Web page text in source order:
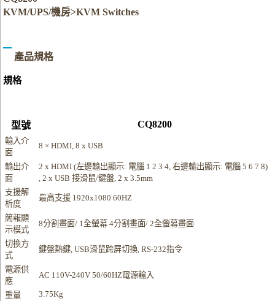
KVM/UPS/機房>KVM Switches
產品規格
規格
型號 CQ8200
輸入介
面
8 × HDMI, 8 x USB
輸出介
面
2 x HDMI (左邊輸出顯示: 電腦 1 2 3 4, 右邊輸出顯示: 電腦 5 6 7 8)
, 2 x USB 接滑鼠/鍵盤, 2 x 3.5mm
支援解
析度
最高支援 1920x1080 60HZ
簡報顯
示模式
8分割畫面/ 1全螢幕 4分割畫面/ 2全螢幕畫面
切換方
式
鍵盤熱鍵, USB滑鼠跨屏切換, RS-232指令
電源供
應
AC 110V-240V 50/60HZ電源輸入
重量
3.75Kg